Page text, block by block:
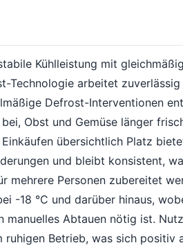
Kühlleistung mit
Technologie arbeitet
Defrost-Interventionen
Obst und Gemüse länger
übersichtlich Platz
und bleibt konsistent,
mehrere Personen zubereitet
-18 °C und darüber hinaus,
manuelles Abtauen nötig ist.
Betrieb, was sich positiv